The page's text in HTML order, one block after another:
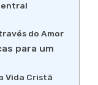
do Amor
para um
Vida Cristã